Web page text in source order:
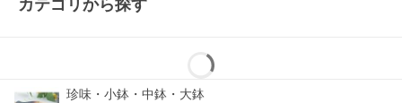
カテゴリから探す
珍味・小鉢・中鉢・大鉢